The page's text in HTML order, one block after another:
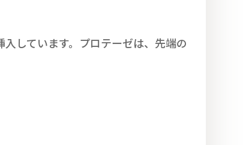
しています。プロテーゼは、先端の